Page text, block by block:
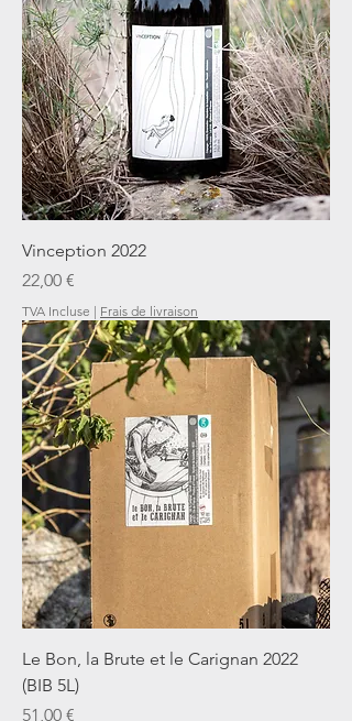
Vinception 2022
Prix
22,00 €
TVA Incluse | Frais de livraison
Le Bon, la Brute et le Carignan 2022
(BIB 5L)
Prix
51,00 €